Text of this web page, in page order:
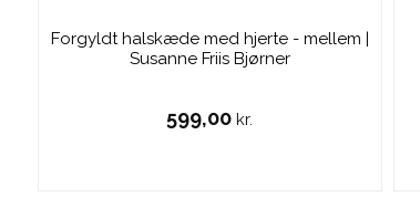
Forgyldt halskæde med hjerte - mellem |
Susanne Friis Bjørner
599,00kr.